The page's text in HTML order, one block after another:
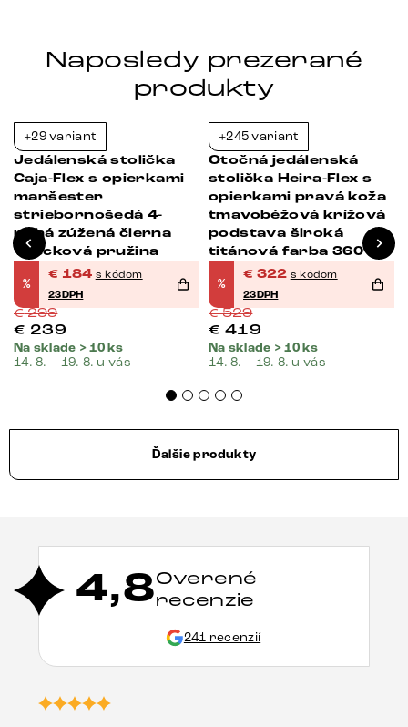
Naposledy prezerané
produkty
+29 variant
Jedálenská stolička
Caja-Flex s opierkami
manšester
striebornošedá 4-
nohá zúžená čierna
vrecková pružina
%
€ 184 s kódom
23DPH
€299
€ 239
Na sklade > 10 ks
14. 8. – 19. 8. u vás
+245 variant
Otočná jedálenská
stolička Heira-Flex s
opierkami pravá koža
tmavobéžová krížová
podstava široká
titánová farba 360°
otočná vrecková
pružina
%
€ 322 s kódom
23DPH
€529
€ 419
Na sklade > 10 ks
14. 8. – 19. 8. u vás
Ďalšie produkty
4,8Overené
recenzie
241 recenzií